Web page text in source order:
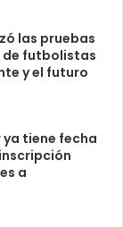
las pruebas
de futbolistas
y el futuro
ya tiene fecha
a